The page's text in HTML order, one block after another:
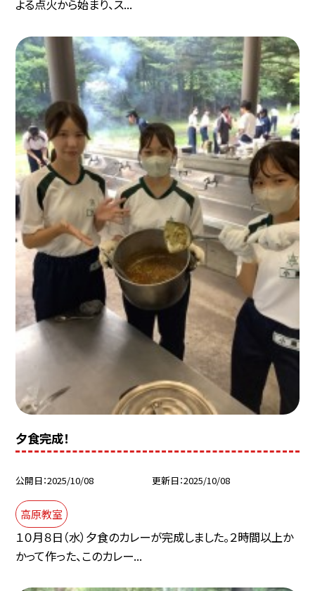
よる点火から始まり、ス...
夕食完成！
公開日 2025/10/08 更新日 2025/10/08
高原教室
１０月８日（水）夕食のカレーが完成しました。２時間以上か
かって作った、このカレー...